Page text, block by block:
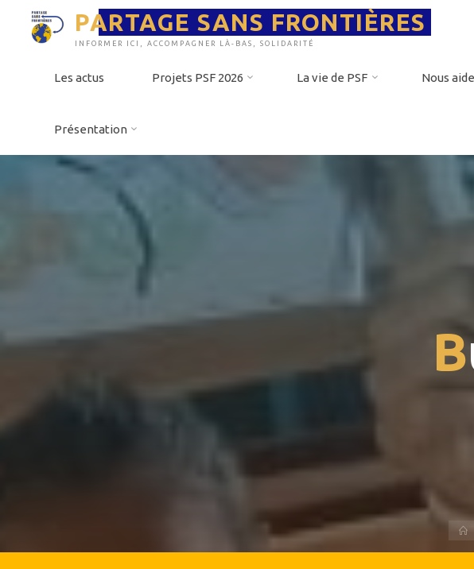
contenu
PARTAGE SANS FRONTIÈRES
INFORMER ICI, ACCOMPAGNER LÀ-BAS, SOLIDARITÉ
Les actus Projets PSF 2026 La vie de PSF Nous
Présentation
B